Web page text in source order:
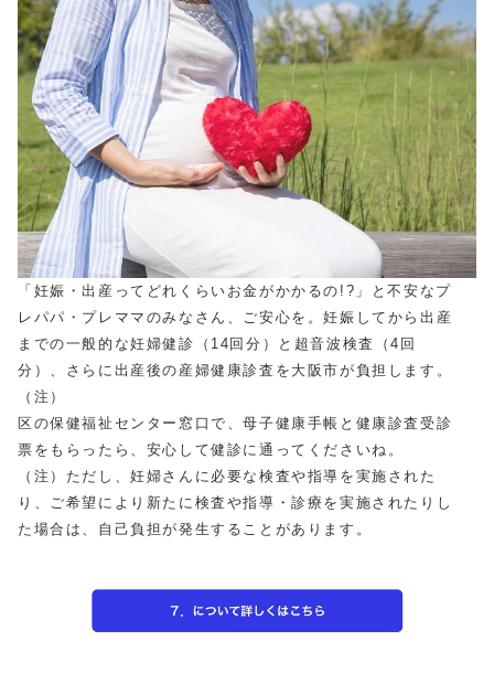
「妊娠・出産ってどれくらいお金がかかるの!?」と不安なプ
レパパ・プレママのみなさん、ご安心を。妊娠してから出産
までの一般的な妊婦健診（14回分）と超音波検査（4回
分）、さらに出産後の産婦健康診査を大阪市が負担します。
（注）
区の保健福祉センター窓⼝で、母子健康手帳と健康診査受診
票をもらったら、安心して健診に通ってくださいね。
（注）ただし、妊婦さんに必要な検査や指導を実施された
り、ご希望により新たに検査や指導・診療を実施されたりし
た場合は、自己負担が発生することがあります。